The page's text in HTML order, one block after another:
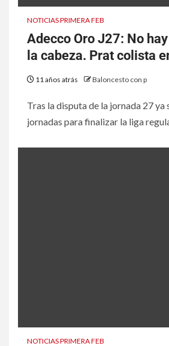
NOTICIAS PRIMERA FEB
Adecco Oro J27: No
la cabeza. Prat colista
11 años atrás Baloncesto con p
Tras la disputa de la jornada 27 ya
jornadas para finalizar la liga
NOTICIAS PRIMERA FEB